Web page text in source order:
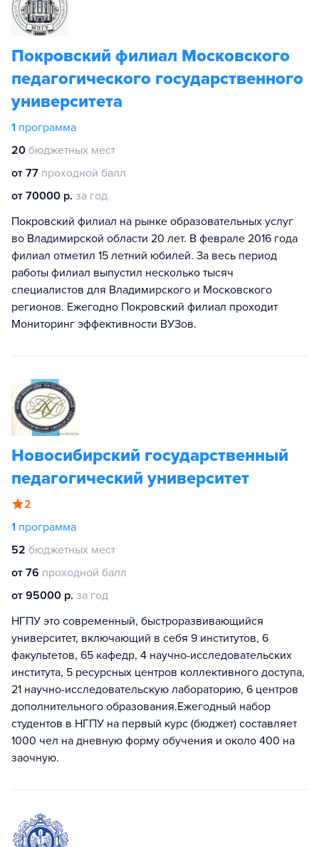
Покровский филиал Московского
педагогического государственного
университета
1 программа
20 бюджетных мест
от 77 проходной балл
от 70000 р. за год
Покровский филиал на рынке образовательных услуг
во Владимирской области 20 лет. В феврале 2016 года
филиал отметил 15 летний юбилей. За весь период
работы филиал выпустил несколько тысяч
специалистов для Владимирского и Московского
регионов. Ежегодно Покровский филиал проходит
Мониторинг эффективности ВУЗов.
Новосибирский государственный
педагогический университет
2
1 программа
52 бюджетных мест
от 76 проходной балл
от 95000 р. за год
НГПУ это современный, быстроразвивающийся
университет, включающий в себя 9 институтов, 6
факультетов, 65 кафедр, 4 научно-исследовательских
института, 5 ресурсных центров коллективного доступа,
21 научно-исследовательскую лабораторию, 6 центров
дополнительного образования.Ежегодный набор
студентов в НГПУ на первый курс (бюджет) составляет
1000 чел на дневную форму обучения и около 400 на
заочную.